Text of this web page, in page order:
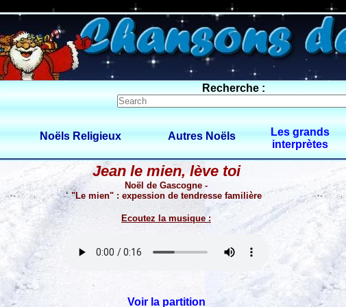
0 $limitbot 1 $limittot 2
Recherche :
Noëls Religieux Autres Noëls
Les grands
interprètes
Jean le mien, lève toi
Noël de Gascogne -
"Le mien" : expession de tendresse familière
Ecoutez la musique :
Voir la partition